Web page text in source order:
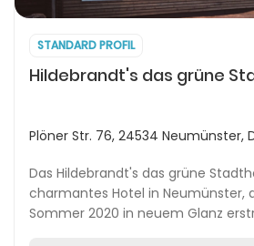
STANDARD PROFIL
Hildebrandt's das grüne
Plöner Str. 76, 24534 Neumünster,
Das Hildebrandt's das grüne
charmantes Hotel in Neumünster,
Sommer 2020 in neuem Glanz